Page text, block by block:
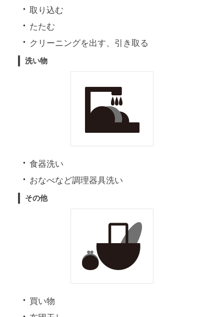
取り込む
たたむ
クリーニングを出す、引き取る
洗い物
食器洗い
おなべなど調理器具洗い
その他
買い物